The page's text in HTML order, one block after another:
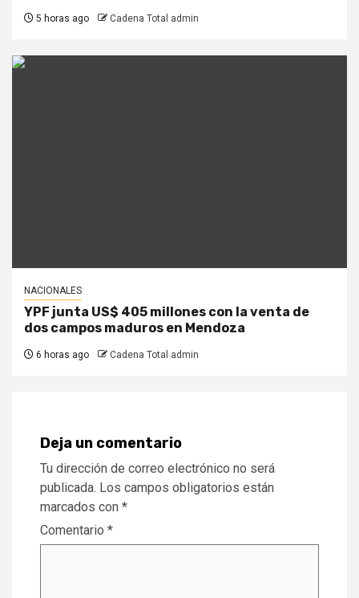
5 horas ago Cadena Total admin
NACIONALES
YPF junta US$ 405 millones con la venta de
dos campos maduros en Mendoza
6 horas ago Cadena Total admin
Deja un comentario
Tu dirección de correo electrónico no será
publicada. Los campos obligatorios están
marcados con *
Comentario *